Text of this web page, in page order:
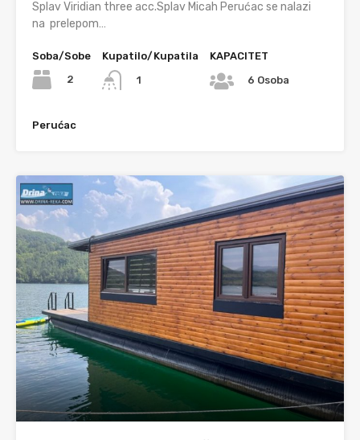
Splav Viridian three acc.Splav Micah Perućac se nalazi
na prelepom…
Soba/Sobe
2
Kupatilo/Kupatila
1
KAPACITET
6 Osoba
Perućac